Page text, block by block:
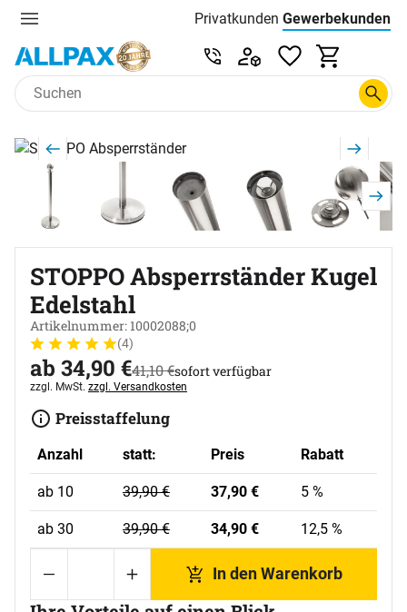
Menu Privatkunden Preisliste:
Gewerbekunden
Zum Hauptinhalt springen
Service & Beratung unter
Produktgalerie
Zur Kaufbox springen
STOPPO Absperrständer Kugel
Edelstahl
Artikelnummer: 10002088;0
Bewertung: 5 von 5 (4 Bewertungen)
4 Bewertungen
(4)
jetzt:
ab:
ab 34,90 €statt:
41,10€sofort verfügbar
Steuerhinweis:
zzgl. MwSt. zzgl. Versandkosten
Preisstaffelung
Anzahl statt: Preis Rabatt
ab 10 statt:
39,90 € 37,90 € 5 %
ab 30 statt:
39,90 € 34,90 € 12,5 %
In den Warenkorb